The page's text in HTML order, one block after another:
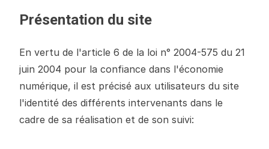
Présentation du site
En vertu de l'article 6 de la loi n° 2004-575 du 21
juin 2004 pour la confiance dans l'économie
numérique, il est précisé aux utilisateurs du site
l'identité des différents intervenants dans le
cadre de sa réalisation et de son suivi: